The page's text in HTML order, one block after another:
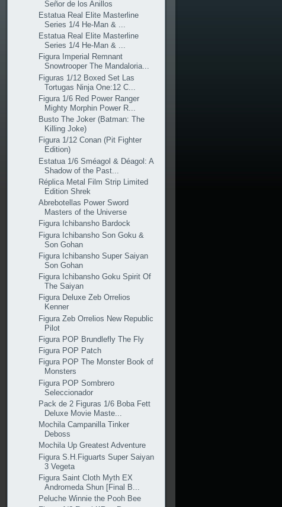
Señor de los Anillos
Estatua Real Elite Masterline
Series 1/4 He-Man & ...
Estatua Real Elite Masterline
Series 1/4 He-Man & ...
Figura Imperial Remnant
Snowtrooper The Mandaloria...
Figuras 1/12 Boxed Set Las
Tortugas Ninja One:12 C...
Figura 1/6 Red Power Ranger
Mighty Morphin Power R...
Busto The Joker (Batman: The
Killing Joke)
Figura 1/12 Conan (Pit Fighter
Edition)
Estatua 1/6 Sméagol & Déagol: A
Shadow of the Past...
Réplica Metal Film Strip Limited
Edition Shrek
Abrebotellas Power Sword
Masters of the Universe
Figura Ichibansho Bardock
Figura Ichibansho Son Goku &
Son Gohan
Figura Ichibansho Super Saiyan
Son Gohan
Figura Ichibansho Goku Spirit Of
The Saiyan
Figura Deluxe Zeb Orrelios
Kenner
Figura Zeb Orrelios New Republic
Pilot
Figura POP Brundlefly The Fly
Figura POP Patch
Figura POP The Monster Book of
Monsters
Figura POP Sombrero
Seleccionador
Pack de 2 Figuras 1/6 Boba Fett
Deluxe Movie Maste...
Mochila Campanilla Tinker
Deboss
Mochila Up Greatest Adventure
Figura S.H.Figuarts Super Saiyan
3 Vegeta
Figura Saint Cloth Myth EX
Andromeda Shun [Final B...
Peluche Winnie the Pooh Bee